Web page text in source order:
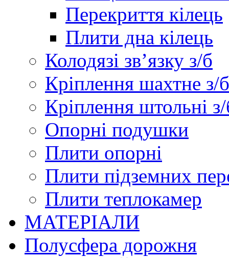
Перекриття кілець
Плити дна кілець
Колодязі зв’язку з/б
Кріплення шахтне з/б
Кріплення штольні
Опорні подушки
Плити опорні
Плити підземних
Плити теплокамер
МАТЕРІАЛИ
Полусфера дорожня